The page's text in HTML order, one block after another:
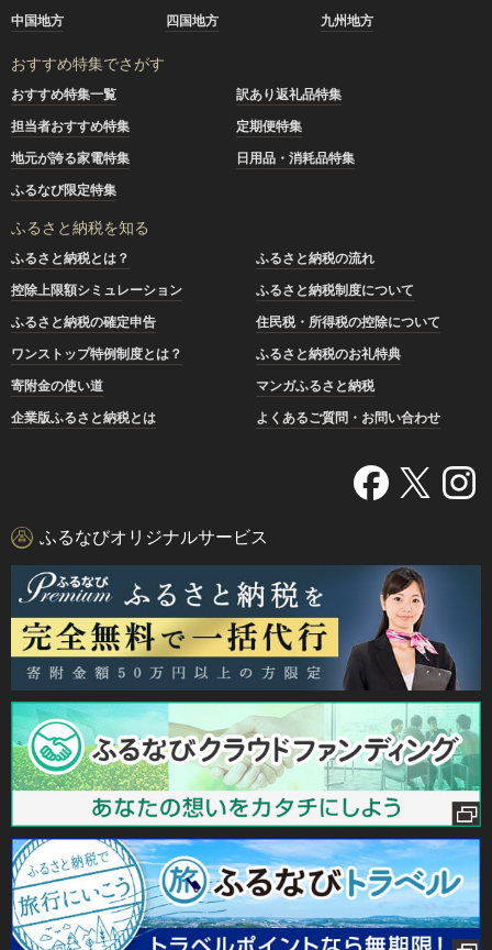
中国地方
四国地方 九州地方
おすすめ特集でさがす
おすすめ特集一覧
訳あり返礼品特集
担当者おすすめ特集
定期便特集
地元が誇る家電特集
日用品・消耗品特集
ふるなび限定特集
ふるさと納税を知る
ふるさと納税とは？
ふるさと納税の流れ
控除上限額シミュレーション
ふるさと納税制度について
ふるさと納税の確定申告
住民税・所得税の控除について
ワンストップ特例制度とは？
ふるさと納税のお礼特典
寄附金の使い道
マンガふるさと納税
企業版ふるさと納税とは
よくあるご質問・お問い合わせ
ふるなびオリジナルサービス